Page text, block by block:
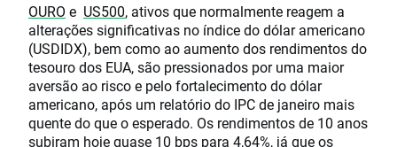
OURO e US500, ativos que normalmente reagem a
alterações significativas no índice do dólar americano
(USDIDX), bem como ao aumento dos rendimentos do
tesouro dos EUA, são pressionados por uma maior
aversão ao risco e pelo fortalecimento do dólar
americano, após um relatório do IPC de janeiro mais
quente do que o esperado. Os rendimentos de 10 anos
subiram hoje quase 10 bps para 4,64%, já que os